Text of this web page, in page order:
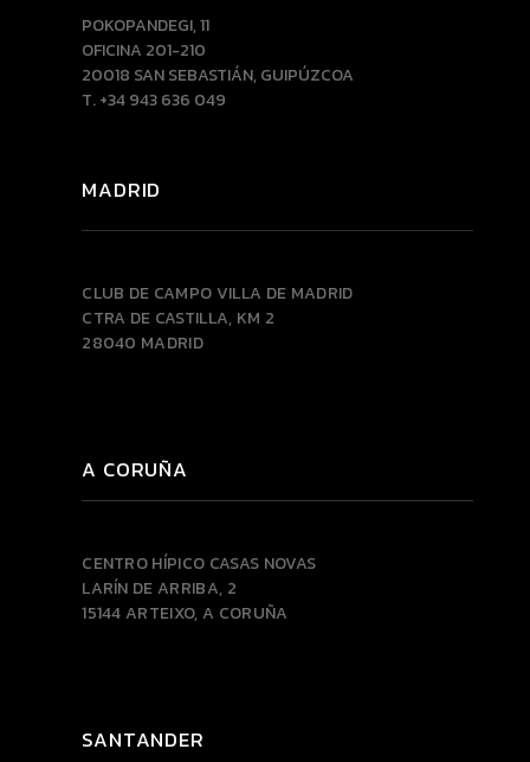
POKOPANDEGI, 11
OFICINA 201-210
20018 SAN SEBASTIÁN, GUIPÚZCOA
T. +34 943 636 049
MADRID
CLUB DE CAMPO VILLA DE MADRID
CTRA DE CASTILLA, KM 2
28040 MADRID
A CORUÑA
CENTRO HÍPICO CASAS NOVAS
LARÍN DE ARRIBA, 2
15144 ARTEIXO, A CORUÑA
SANTANDER